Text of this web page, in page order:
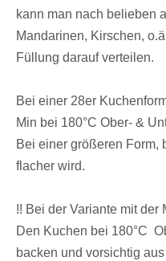
kann man nach belieben
Mandarinen, Kirschen,
Füllung darauf verteilen.
Bei einer 28er
Min bei 180°C Ober- &
Bei einer größeren Form,
flacher wird.
!! Bei der Variante mit der
Den Kuchen bei 180°C
backen und vorsichtig